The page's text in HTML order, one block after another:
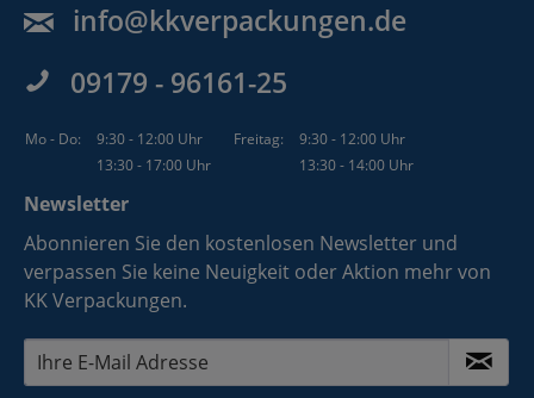
info@kkverpackungen.de
09179 - 96161-25
Mo - Do: 9:30 - 12:00 Uhr Freitag:
9:30 - 12:00 Uhr
13:30 - 17:00 Uhr
13:30 - 14:00 Uhr
Newsletter
Abonnieren Sie den kostenlosen Newsletter und
verpassen Sie keine Neuigkeit oder Aktion mehr von
KK Verpackungen.